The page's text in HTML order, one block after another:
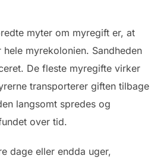
myter om myregift er, at
myrekolonien. Sandheden
De fleste myregifte virker
transporterer giften tilbage
langsomt spredes og
over tid.
dage eller endda uger,